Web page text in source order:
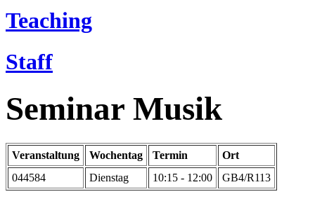
Teaching
Staff
Seminar Musik
Veranstaltung Wochentag Termin
Ort
044584
Dienstag 10:15 - 12:00 GB4/R113